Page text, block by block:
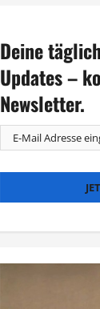
Deine
Updates –
Newsletter.